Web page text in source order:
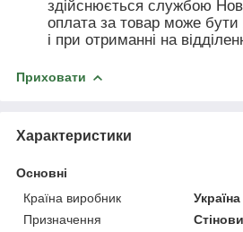
здійснюється службою
оплата за товар може
і при отриманні на
Приховати
Характеристики
Основні
Країна виробник
Україна
Призначення